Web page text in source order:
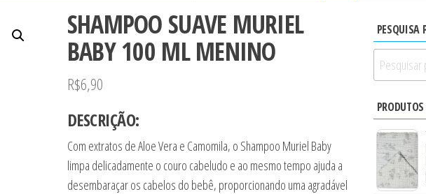
SHAMPOO SUAVE MURIEL
BABY 100 ML MENINO
R$6,90
DESCRIÇÃO:
Com extratos de Aloe Vera e Camomila, o Shampoo Muriel Baby
limpa delicadamente o couro cabeludo e ao mesmo tempo ajuda a
desembaraçar os cabelos do bebê, proporcionando uma agradável
PESQUISA
Pesquisar
por: